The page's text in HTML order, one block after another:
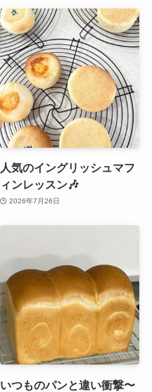
人気のイングリッシュマフ
ィンレッスン🎶
2026年7月26日
いつものパンと違い衝撃〜